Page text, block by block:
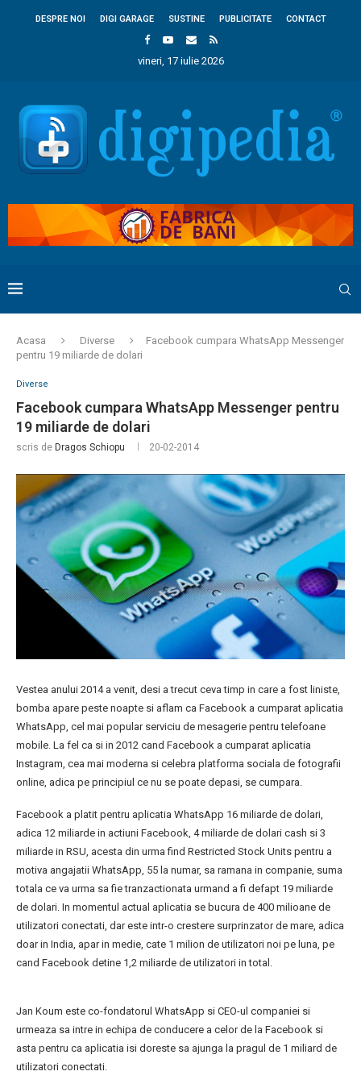
DESPRE NOI DIGI GARAGE SUSTINE PUBLICITATE CONTACT
vineri, 17 iulie 2026
Acasa Diverse
Facebook cumpara WhatsApp Messenger
pentru 19 miliarde de dolari
Diverse
Facebook cumpara WhatsApp Messenger pentru
19 miliarde de dolari
scris de Dragos Schiopu 20-02-2014
Vestea anului 2014 a venit, desi a trecut ceva timp in care a fost liniste,
bomba apare peste noapte si aflam ca Facebook a cumparat aplicatia
WhatsApp, cel mai popular serviciu de mesagerie pentru telefoane
mobile. La fel ca si in 2012 cand Facebook a cumparat aplicatia
Instagram, cea mai moderna si celebra platforma sociala de fotografii
online, adica pe principiul ce nu se poate depasi, se cumpara.
Facebook a platit pentru aplicatia WhatsApp 16 miliarde de dolari,
adica 12 miliarde in actiuni Facebook, 4 miliarde de dolari cash si 3
miliarde in RSU, acesta din urma find Restricted Stock Units pentru a
motiva angajatii WhatsApp, 55 la numar, sa ramana in companie, suma
totala ce va urma sa fie tranzactionata urmand a fi defapt 19 miliarde
de dolari. In momentul actual aplicatia se bucura de 400 milioane de
utilizatori conectati, dar este intr-o crestere surprinzator de mare, adica
doar in India, apar in medie, cate 1 milion de utilizatori noi pe luna, pe
cand Facebook detine 1,2 miliarde de utilizatori in total.
Jan Koum este co-fondatorul WhatsApp si CEO-ul companiei si
urmeaza sa intre in echipa de conducere a celor de la Facebook si
asta pentru ca aplicatia isi doreste sa ajunga la pragul de 1 miliard de
utilizatori conectati.